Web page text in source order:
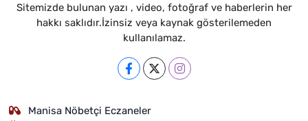
Sitemizde bulunan yazı , video, fotoğraf ve haberlerin her
hakkı saklıdır.İzinsiz veya kaynak gösterilemeden
kullanılamaz.
Manisa Nöbetçi Eczaneler